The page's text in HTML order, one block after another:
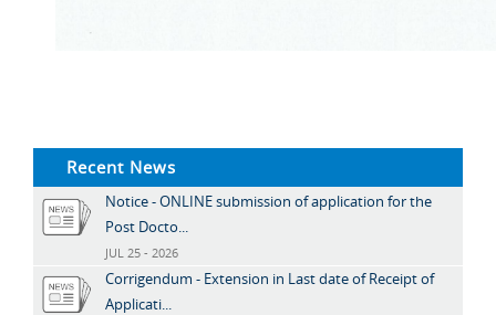
Recent News
Notice - ONLINE submission of application for the
Post Docto...
JUL 25 - 2026
Corrigendum - Extension in Last date of Receipt of
Applicati...